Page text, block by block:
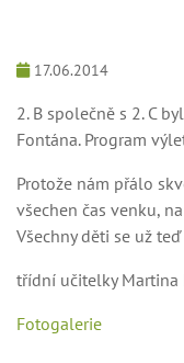
17.06.2014
2. B společně s 2. C
Fontána. Program
Protože nám přálo
všechen čas venku,
Všechny děti se už
třídní učitelky Martina
Fotogalerie